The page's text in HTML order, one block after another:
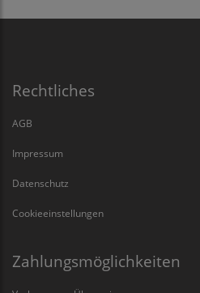
Rechtliches
AGB
Impressum
Datenschutz
Cookieeinstellungen
Zahlungsmöglichkeiten